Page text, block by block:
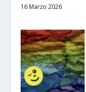
16 Marzo 2026